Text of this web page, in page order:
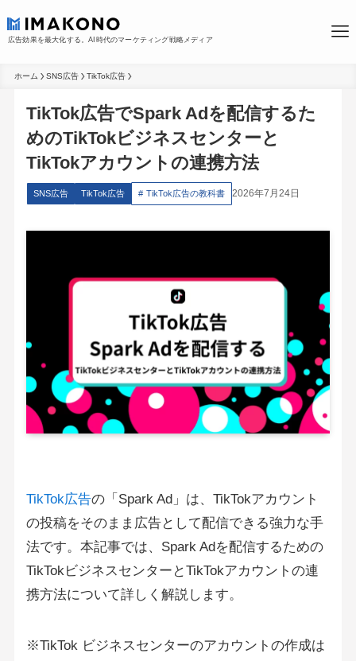
広告効果を最大化する。AI時代のマーケティング戦略メディア
ホーム SNS広告 TikTok広告
TikTok広告でSpark Adを配信するた
めのTikTokビジネスセンターと
TikTokアカウントの連携方法
SNS広告 TikTok広告 TikTok広告の教科書 2026年7月24日
TikTok広告の「Spark Ad」は、TikTokアカウント
の投稿をそのまま広告として配信できる強力な手
法です。本記事では、Spark Adを配信するための
TikTokビジネスセンターとTikTokアカウントの連
携方法について詳しく解説します。
※TikTok ビジネスセンターのアカウントの作成は